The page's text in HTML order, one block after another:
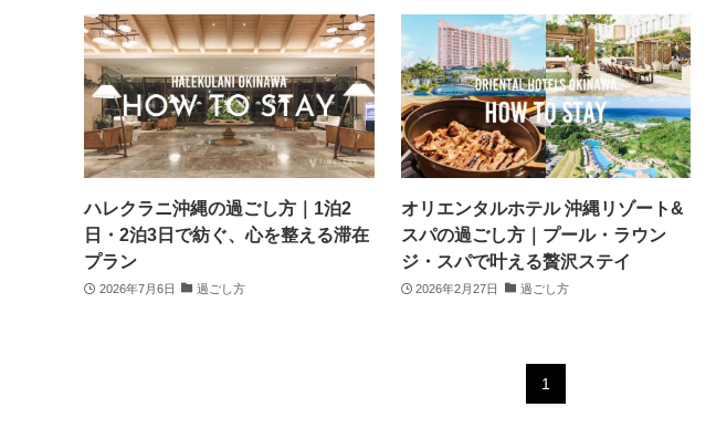
ハレクラニ沖縄の過ごし方｜1泊2
日・2泊3日で紡ぐ、心を整える滞在
プラン
2026年7月6日 過ごし方
オリエンタルホテル 沖縄リゾート&
スパの過ごし方｜プール・ラウン
ジ・スパで叶える贅沢ステイ
2026年2月27日 過ごし方
1